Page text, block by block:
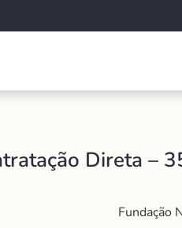
Direta –
Fundação